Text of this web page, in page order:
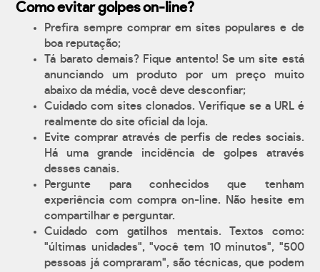
Como evitar golpes on-line?
Prefira sempre comprar em sites populares e de
boa reputação;
Tá barato demais? Fique antento! Se um site está
anunciando um produto por um preço muito
abaixo da média, você deve desconfiar;
Cuidado com sites clonados. Verifique se a URL é
realmente do site oficial da loja.
Evite comprar através de perfis de redes sociais.
Há uma grande incidência de golpes através
desses canais.
Pergunte para conhecidos que tenham
experiência com compra on-line. Não hesite em
compartilhar e perguntar.
Cuidado com gatilhos mentais. Textos como:
"últimas unidades", "você tem 10 minutos", "500
pessoas já compraram", são técnicas, que podem